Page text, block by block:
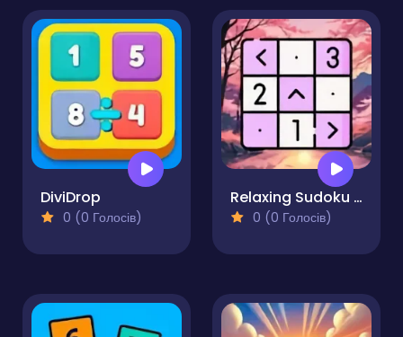
DiviDrop
0 (0 Голосів)
Relaxing Sudoku and Futoshiki
0 (0 Голосів)